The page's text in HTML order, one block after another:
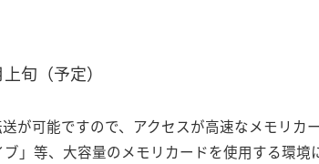
（予定）
が可能ですので、アクセスが高速なメモリカ
」等、大容量のメモリカードを使用する環境